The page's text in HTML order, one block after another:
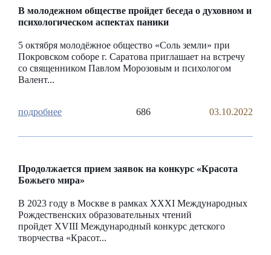
В молодежном обществе пройдет беседа о духовном и
психологическом аспектах паники
5 октября молодёжное общество «Соль земли» при
Покровском соборе г. Саратова приглашает на встречу
со священником Павлом Морозовым и психологом
Валент...
686 03.10.2022
Продолжается прием заявок на конкурс «Красота
Божьего мира»
В 2023 году в Москве в рамках ХХXI Международных
Рождественских образовательных чтений
пройдет XVIII Международный конкурс детского
творчества «Красот...